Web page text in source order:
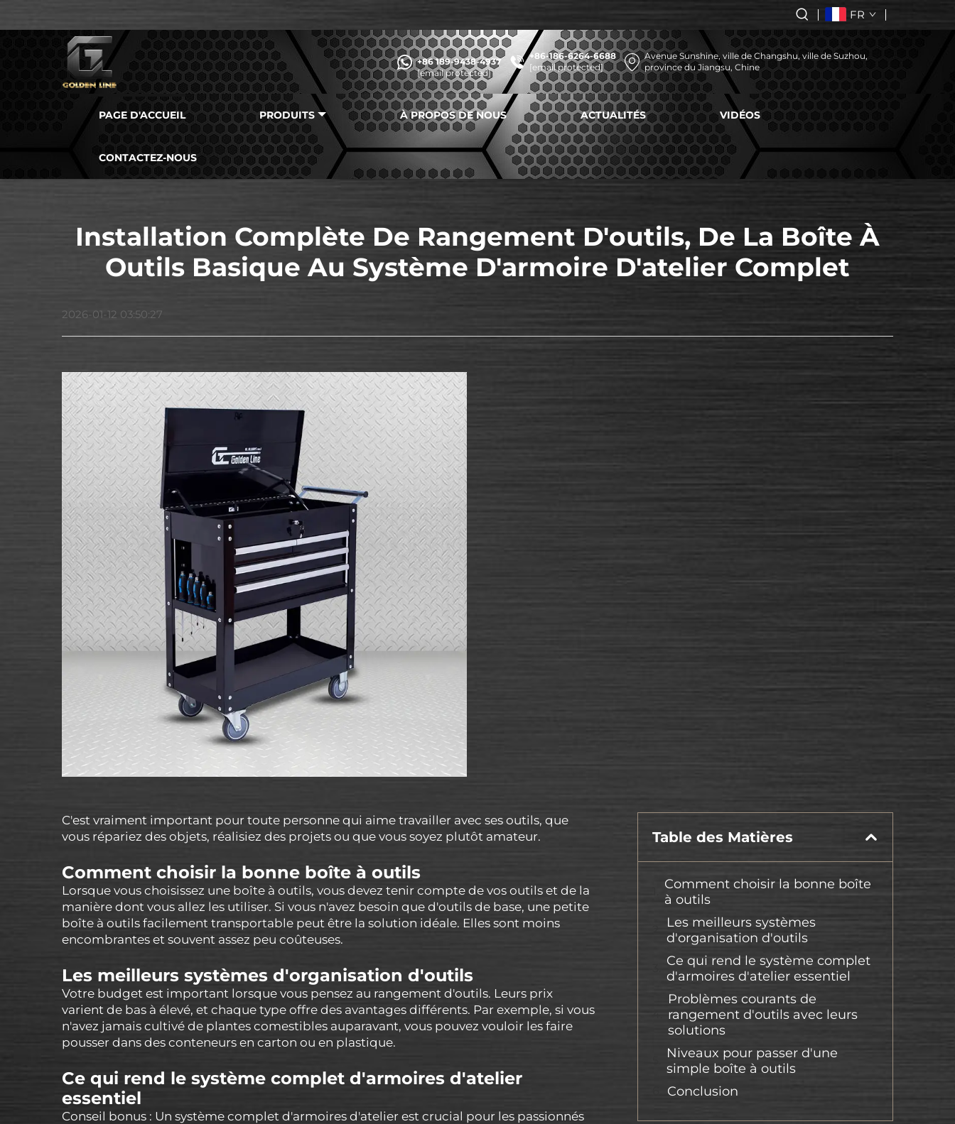
FR
+86 189-9438-4937
[email protected]
+86-186-6264-6688
[email protected]
Avenue Sunshine, ville de Changshu, ville de Suzhou,
province du Jiangsu, Chine
PAGE D'ACCUEIL PRODUITS À PROPOS DE NOUS ACTUALITÉS VIDÉOS
CONTACTEZ-NOUS
Installation Complète De Rangement D'outils, De La Boîte À
Outils Basique Au Système D'armoire D'atelier Complet
2026-01-12 03:50:27
C'est vraiment important pour toute personne qui aime travailler avec ses outils, que
vous répariez des objets, réalisiez des projets ou que vous soyez plutôt amateur.
Comment choisir la bonne boîte à outils
Lorsque vous choisissez une boîte à outils, vous devez tenir compte de vos outils et de la
manière dont vous allez les utiliser. Si vous n'avez besoin que d'outils de base, une petite
boîte à outils facilement transportable peut être la solution idéale. Elles sont moins
encombrantes et souvent assez peu coûteuses.
Les meilleurs systèmes d'organisation d'outils
Votre budget est important lorsque vous pensez au rangement d'outils. Leurs prix
varient de bas à élevé, et chaque type offre des avantages différents. Par exemple, si vous
n'avez jamais cultivé de plantes comestibles auparavant, vous pouvez vouloir les faire
pousser dans des conteneurs en carton ou en plastique.
Ce qui rend le système complet d'armoires d'atelier
essentiel
Conseil bonus : Un système complet d'armoires d'atelier est crucial pour les passionnés
Table des Matières
Comment choisir la bonne boîte
à outils
Les meilleurs systèmes
d'organisation d'outils
Ce qui rend le système complet
d'armoires d'atelier essentiel
Problèmes courants de
rangement d'outils avec leurs
solutions
Niveaux pour passer d'une
simple boîte à outils
Conclusion